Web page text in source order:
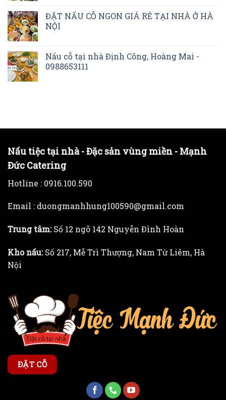
ĐẶT NẤU CỖ NGON GIÁ RẺ TẠI NHÀ Ở HÀ
NỘI
Nấu cỗ tại nhà Định Công, Hoàng Mai -
0988653111
Nấu tiệc tại nhà - Đặc sản vùng miền - Mạnh
Đức Catering
Hotline : 0916.100.590
Email : duongmanhhung100590@gmail.com
Trung tâm:Số 12 ngõ 142 Nguyễn Đình Hoàn
Kho nấu:Số 217, Mễ Trì Thượng, Nam Từ Liêm, Hà
Nội
ĐẶT CỖ